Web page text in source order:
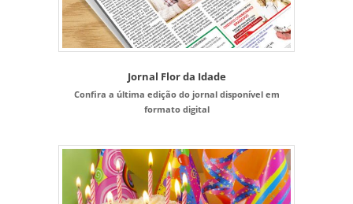
Jornal Flor da Idade
Confira a última edição do jornal disponível em
formato digital